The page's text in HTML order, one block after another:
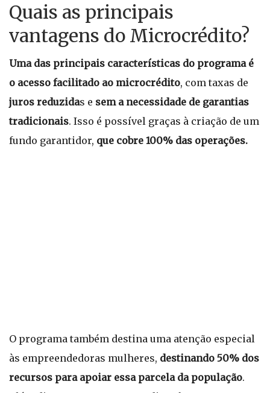
Quais as principais
vantagens do Microcrédito?
Uma das principais características do programa é
o acesso facilitado ao microcrédito, com taxas de
juros reduzidas e sem a necessidade de garantias
tradicionais. Isso é possível graças à criação de um
fundo garantidor, que cobre 100% das operações.
O programa também destina uma atenção especial
às empreendedoras mulheres, destinando 50% dos
recursos para apoiar essa parcela da população.